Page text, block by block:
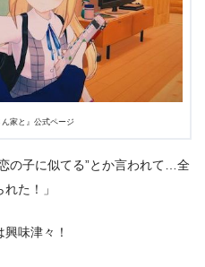
三樹が「やる方が楽しまなく
説化した四月一日家DE候のト
家と』公式ページ
の子に似てる”とか言われて…全
た！」
味津々！